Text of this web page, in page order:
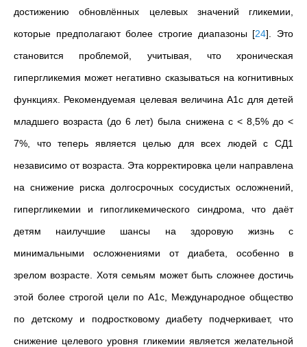
достижению обновлённых целевых значений гликемии,
которые предполагают более строгие диапазоны [24] . Это
становится проблемой, учитывая, что хроническая
гипергликемия может негативно сказываться на когнитивных
функциях. Рекомендуемая целевая величина A1c для детей
младшего возраста (до 6 лет) была снижена с < 8,5% до <
7%, что теперь является целью для всех людей с СД1
независимо от возраста. Эта корректировка цели направлена
на снижение риска долгосрочных сосудистых осложнений,
гипергликемии и гипогликемического синдрома, что даёт
детям наилучшие шансы на здоровую жизнь с
минимальными осложнениями от диабета, особенно в
зрелом возрасте. Хотя семьям может быть сложнее достичь
этой более строгой цели по A1c, Международное общество
по детскому и подростковому диабету подчеркивает, что
снижение целевого уровня гликемии является желательной